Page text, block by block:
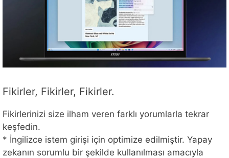
Fikirler, Fikirler, Fikirler.
Fikirlerinizi size ilham veren farklı yorumlarla tekrar
keşfedin.
* İngilizce istem girişi için optimize edilmiştir. Yapay
zekanın sorumlu bir şekilde kullanılması amacıyla